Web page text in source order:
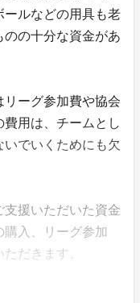
ールなどの用具も老
の十分な資金があ
リーグ参加費や協会
用は、チームとし
でいくためにも欠
援いただいた資金
入、リーグ参加
だきます。